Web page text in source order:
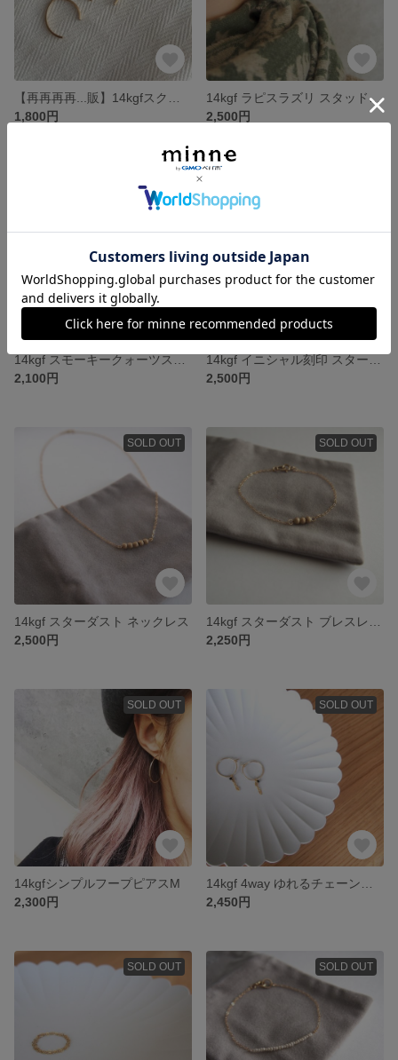
1,800円
14kgf ラピスラズリ スタッドピアス
2,500円
2,100円
2,500円
SOLD OUT
14kgf スターダスト ネックレス
2,500円
SOLD OUT
2,250円
SOLD OUT
14kgfシンプルフープピアスM
2,300円
SOLD OUT
2,450円
SOLD OUT SOLD OUT